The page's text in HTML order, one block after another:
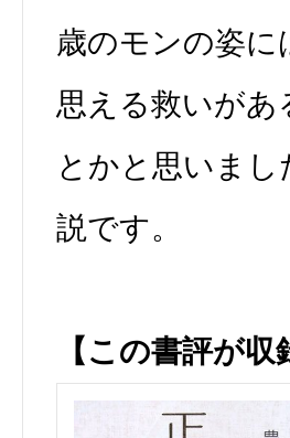
歳のモンの姿
思える救いが
とかと思いま
説です。
【この書評が